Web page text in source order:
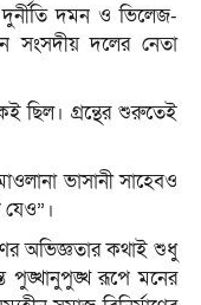
দুর্নীতি দমন ও ভিলেজ-
সংসদীয় দলের নেতা
ছিল। গ্রন্থের শুরুতেই
ভাসানী সাহেবও
অভিজ্ঞতার কথাই শুধু
পুঙ্খানুপুঙ্খ রূপে মনের